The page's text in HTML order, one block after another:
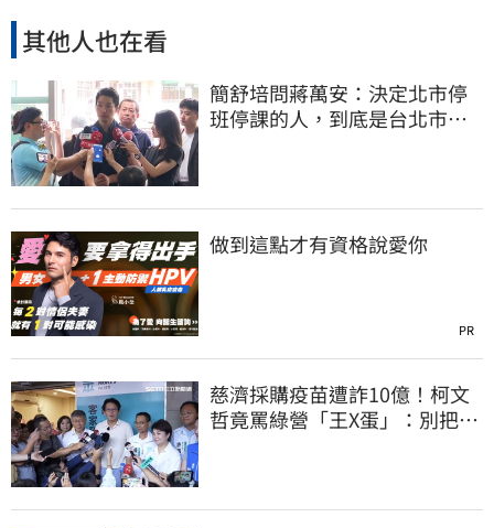
其他人也在看
簡舒培問蔣萬安：決定北市停
班停課的人，到底是台北市
做到這點才有資格說愛你
PR
慈濟採購疫苗遭詐10億！柯文
哲竟罵綠營「王X蛋」：別把全